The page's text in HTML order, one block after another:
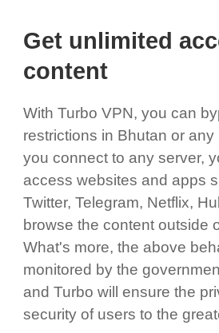
Get unlimited
content
With Turbo VPN, you can
restrictions in Bhutan or any
you connect to any server,
access websites and apps
Twitter, Telegram, Netflix,
browse the content outside
What's more, the above
monitored by the
and Turbo will ensure the
security of users to the